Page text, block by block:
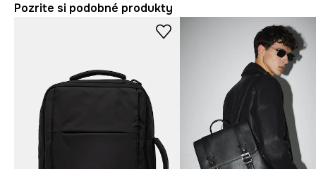
Pozrite si podobné produkty